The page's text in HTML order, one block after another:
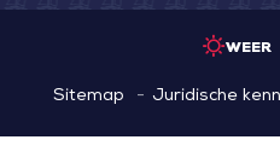
WEER
Sitemap Juridische